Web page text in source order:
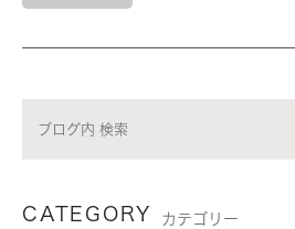
CATEGORY カテゴリー